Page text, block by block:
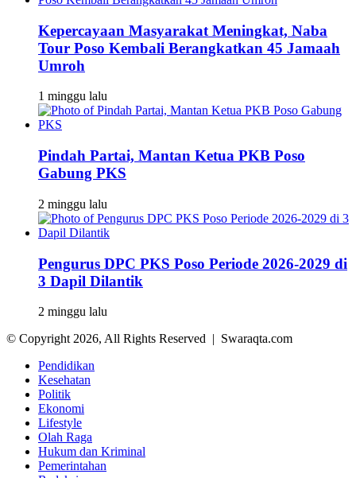
Kepercayaan Masyarakat Meningkat, Naba
Tour Poso Kembali Berangkatkan 45 Jamaah
Umroh
1 minggu lalu
Pindah Partai, Mantan Ketua PKB Poso
Gabung PKS
2 minggu lalu
Pengurus DPC PKS Poso Periode 2026-2029 di
3 Dapil Dilantik
2 minggu lalu
© Copyright 2026, All Rights Reserved | Swaraqta.com
Pendidikan
Kesehatan
Politik
Ekonomi
Lifestyle
Olah Raga
Hukum dan Kriminal
Pemerintahan